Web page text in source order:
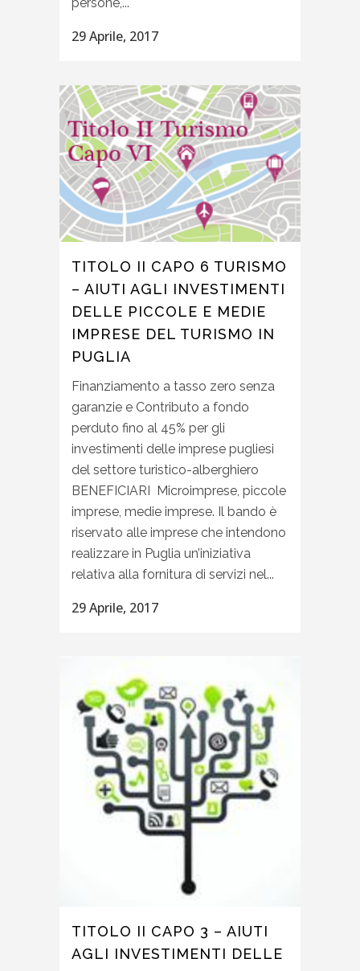
persone,...
29 Aprile, 2017
TITOLO II CAPO 6 TURISMO
– AIUTI AGLI INVESTIMENTI
DELLE PICCOLE E MEDIE
IMPRESE DEL TURISMO IN
PUGLIA
Finanziamento a tasso zero senza
garanzie e Contributo a fondo
perduto fino al 45% per gli
investimenti delle imprese pugliesi
del settore turistico-alberghiero
BENEFICIARI Microimprese, piccole
imprese, medie imprese. Il bando è
riservato alle imprese che intendono
realizzare in Puglia un’iniziativa
relativa alla fornitura di servizi nel...
29 Aprile, 2017
TITOLO II CAPO 3 – AIUTI
AGLI INVESTIMENTI DELLE